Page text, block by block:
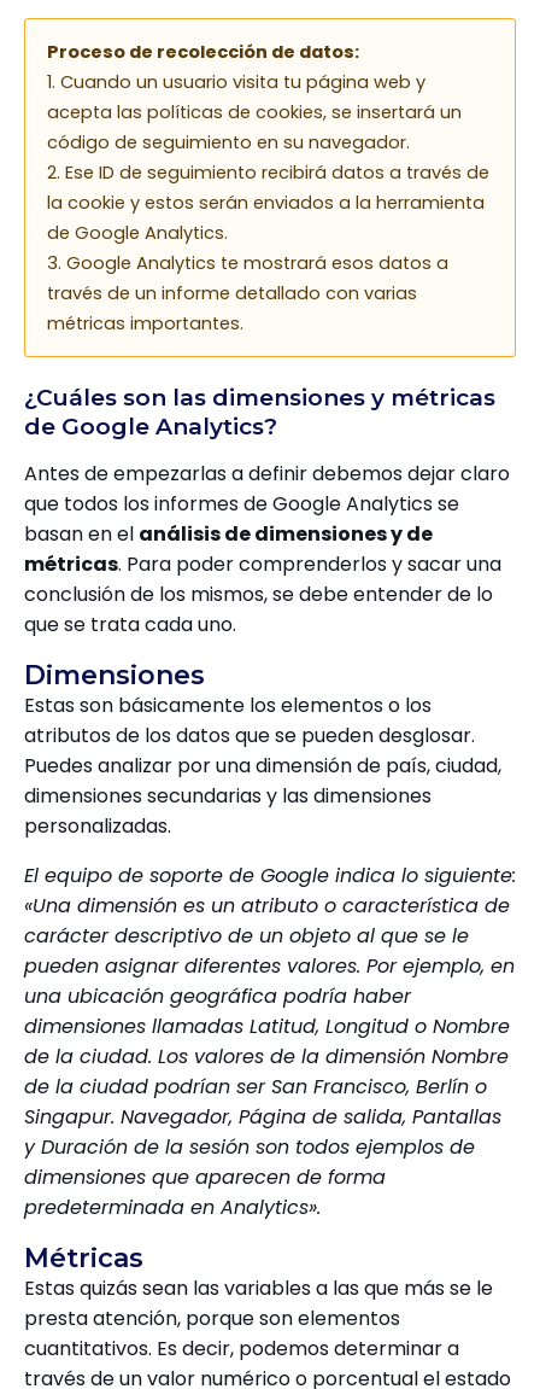
Proceso de recolección de datos:
1. Cuando un usuario visita tu página web y
acepta las políticas de cookies, se insertará un
código de seguimiento en su navegador.
2. Ese ID de seguimiento recibirá datos a través de
la cookie y estos serán enviados a la herramienta
de Google Analytics.
3. Google Analytics te mostrará esos datos a
través de un informe detallado con varias
métricas importantes.
¿Cuáles son las dimensiones y métricas
de Google Analytics?
Antes de empezarlas a definir debemos dejar claro
que todos los informes de Google Analytics se
basan en el análisis de dimensiones y de
métricas. Para poder comprenderlos y sacar una
conclusión de los mismos, se debe entender de lo
que se trata cada uno.
Dimensiones
Estas son básicamente los elementos o los
atributos de los datos que se pueden desglosar.
Puedes analizar por una dimensión de país, ciudad,
dimensiones secundarias y las dimensiones
personalizadas.
El equipo de soporte de Google indica lo siguiente:
«Una dimensión es un atributo o característica de
carácter descriptivo de un objeto al que se le
pueden asignar diferentes valores. Por ejemplo, en
una ubicación geográfica podría haber
dimensiones llamadas Latitud, Longitud o Nombre
de la ciudad. Los valores de la dimensión Nombre
de la ciudad podrían ser San Francisco, Berlín o
Singapur. Navegador, Página de salida, Pantallas
y Duración de la sesión son todos ejemplos de
dimensiones que aparecen de forma
predeterminada en Analytics».
Métricas
Estas quizás sean las variables a las que más se le
presta atención, porque son elementos
cuantitativos. Es decir, podemos determinar a
través de un valor numérico o porcentual el estado